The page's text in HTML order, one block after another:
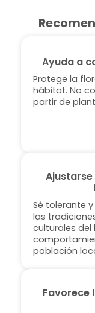
Ayuda a
Protege la
hábitat. No
partir de
Sé tolerante
las
culturales del
población
Favorece